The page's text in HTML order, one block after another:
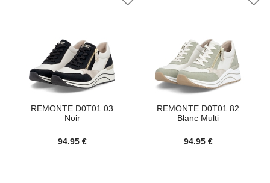
REMONTE D0T01.03
Noir
94.95 €
REMONTE D0T01.82
Blanc Multi
94.95 €